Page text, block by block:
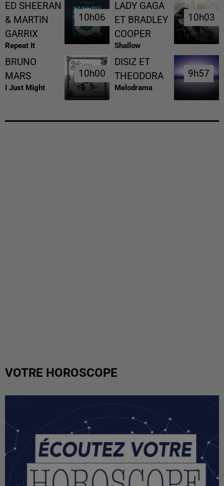
ED SHEERAN
& MARTIN
GARRIX
Repeat It
10h06
10h06
LADY GAGA
ET BRADLEY
COOPER
Shallow
10h03
10h03
BRUNO
MARS
I Just Might
10h00
10h00
DISIZ ET
THEODORA
Melodrama
9h57
9h57
VOTRE HOROSCOPE